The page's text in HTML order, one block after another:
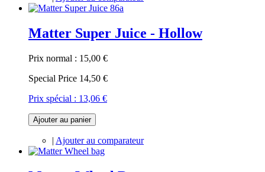
Matter Super Juice - Hollow
Prix normal : 15,00 €
Special Price 14,50 €
Prix spécial : 13,06 €
Ajouter au panier
| Ajouter au comparateur